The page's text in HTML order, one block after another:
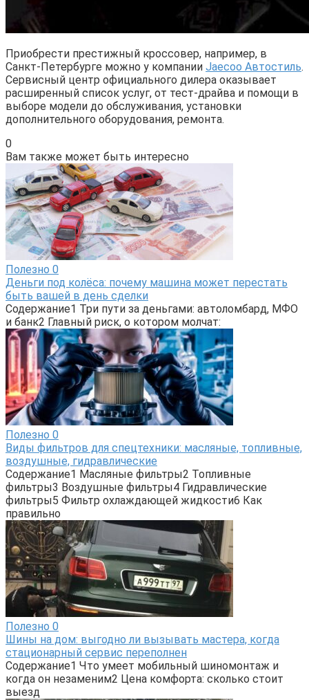
Приобрести престижный кроссовер, например, в
Санкт-Петербурге можно у компании Jaecoo Автостиль.
Сервисный центр официального дилера оказывает
расширенный список услуг, от тест-драйва и помощи в
выборе модели до обслуживания, установки
дополнительного оборудования, ремонта.
0
Вам также может быть интересно
Полезно 0
Деньги под колёса: почему машина может перестать
быть вашей в день сделки
Содержание1 Три пути за деньгами: автоломбард, МФО
и банк2 Главный риск, о котором молчат:
Полезно 0
Виды фильтров для спецтехники: масляные, топливные,
воздушные, гидравлические
Содержание1 Масляные фильтры2 Топливные
фильтры3 Воздушные фильтры4 Гидравлические
фильтры5 Фильтр охлаждающей жидкости6 Как
правильно
Полезно 0
Шины на дом: выгодно ли вызывать мастера, когда
стационарный сервис переполнен
Содержание1 Что умеет мобильный шиномонтаж и
когда он незаменим2 Цена комфорта: сколько стоит
выезд